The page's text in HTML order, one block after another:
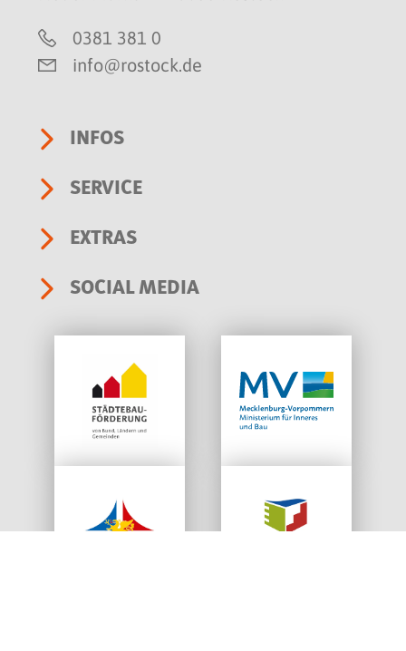
0381 381 0
info@rostock.de
INFOS
SERVICE
EXTRAS
SOCIAL MEDIA